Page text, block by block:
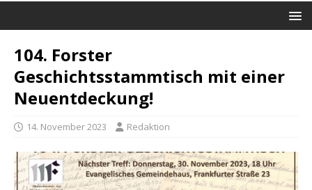
104. Forster
Geschichtsstammtisch mit einer
Neuentdeckung!
14. November 2023 Redaktion